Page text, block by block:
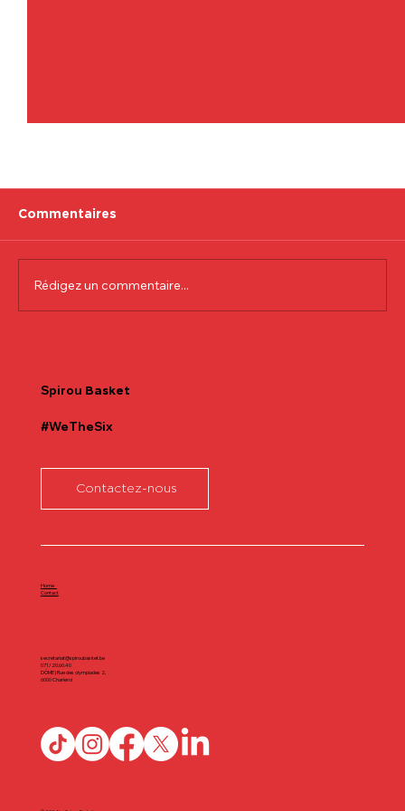
Commentaires
Rédigez un commentaire...
Spirou Basket
#WeTheSix
Contactez-nous
secretariat@spiroubasket.be
071/20.60.40
DÔME | Rue des olympiades 2,
6000 Charleroi
Home
Contact